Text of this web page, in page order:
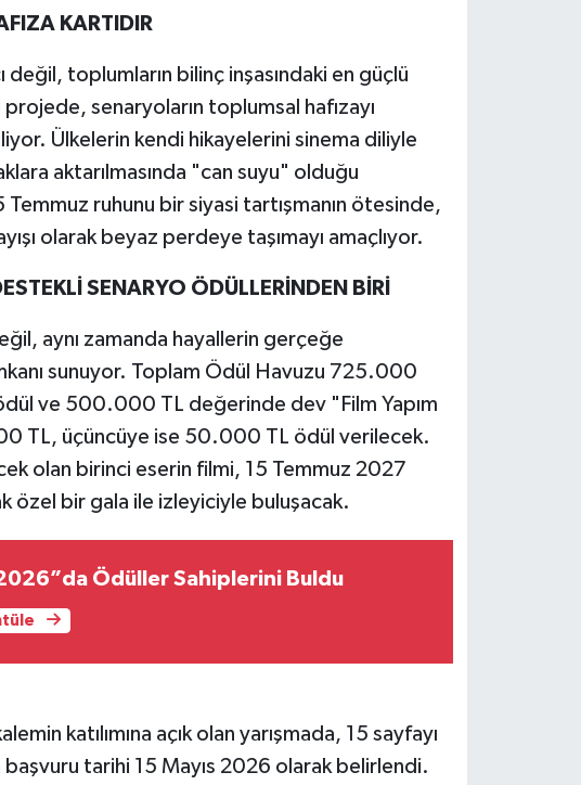
KARTIDIR
değil, toplumların bilinç inşasındaki en güçlü
senaryoların toplumsal hafızayı
Ülkelerin kendi hikayelerini sinema diliyle
aktarılmasında "can suyu" olduğu
Temmuz ruhunu bir siyasi tartışmanın ötesinde,
olarak beyaz perdeye taşımayı amaçlıyor.
SENARYO ÖDÜLLERİNDEN BİRİ
aynı zamanda hayallerin gerçeğe
sunuyor. Toplam Ödül Havuzu 725.000
ve 500.000 TL değerinde dev "Film Yapım
TL, üçüncüye ise 50.000 TL ödül verilecek.
olan birinci eserin filmi, 15 Temmuz 2027
özel bir gala ile izleyiciyle buluşacak.
Ödüller Sahiplerini Buldu
katılımına açık olan yarışmada, 15 sayfayı
tarihi 15 Mayıs 2026 olarak belirlendi.